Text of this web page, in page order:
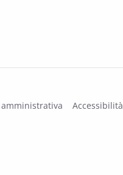
Accessibilità